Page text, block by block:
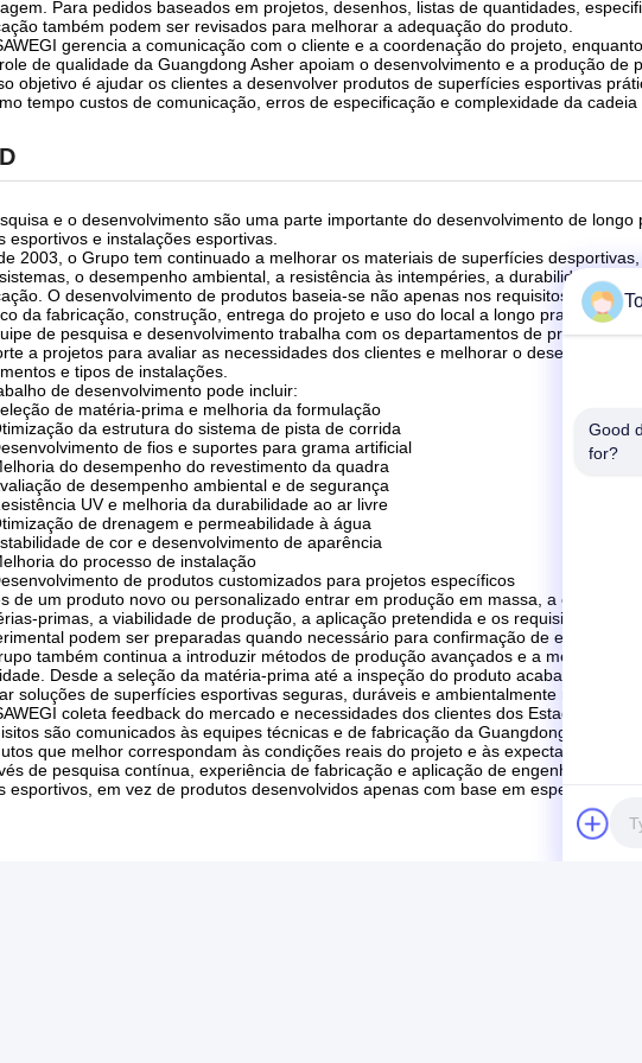
Para pedidos baseados em projetos, desenhos, listas de quantidades,
também podem ser revisados ​​para melhorar a adequação do produto.
gerencia a comunicação com o cliente e a coordenação do projeto,
de qualidade da Guangdong Asher apoiam o desenvolvimento e a produção de
objetivo é ajudar os clientes a desenvolver produtos de superfícies esportivas
tempo custos de comunicação, erros de especificação e complexidade da cadeia
e o desenvolvimento são uma parte importante do desenvolvimento de
esportivos e instalações esportivas.
2003, o Grupo tem continuado a melhorar os materiais de superfícies
o desempenho ambiental, a resistência às intempéries, a durabilidade, a
O desenvolvimento de produtos baseia-se não apenas nos requisitos de
da fabricação, construção, entrega do projeto e uso do local a longo prazo.
de pesquisa e desenvolvimento trabalha com os departamentos de produção,
a projetos para avaliar as necessidades dos clientes e melhorar o desempenho
e tipos de instalações.
de desenvolvimento pode incluir:
de matéria-prima e melhoria da formulação
da estrutura do sistema de pista de corrida
de fios e suportes para grama artificial
do desempenho do revestimento da quadra
de desempenho ambiental e de segurança
UV e melhoria da durabilidade ao ar livre
de drenagem e permeabilidade à água
de cor e desenvolvimento de aparência
do processo de instalação
de produtos customizados para projetos específicos
de um produto novo ou personalizado entrar em produção em massa, a equipe
primas, a viabilidade de produção, a aplicação pretendida e os requisitos
podem ser preparadas quando necessário para confirmação de
também continua a introduzir métodos de produção avançados e a melhorar os
Desde a seleção da matéria-prima até a inspeção do produto acabado, o
soluções de superfícies esportivas seguras, duráveis ​​e ambientalmente
coleta feedback do mercado e necessidades dos clientes dos Estados
são comunicados às equipes técnicas e de fabricação da Guangdong Asher
que melhor correspondam às condições reais do projeto e às expectativas do
de pesquisa contínua, experiência de fabricação e aplicação de engenharia,
esportivos, em vez de produtos desenvolvidos apenas com base em especificações
Good
for?